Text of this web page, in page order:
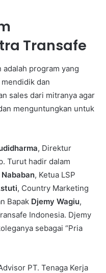
Transafe
adalah program yang
dan
sales dari mitranya agar
menguntungkan untuk
, Direktur
Turut hadir dalam
, Ketua LSP
, Country Marketing
Bapak Djemy Wagiu,
Indonesia. Djemy
sebagai “Pria
PT. Tenaga Kerja